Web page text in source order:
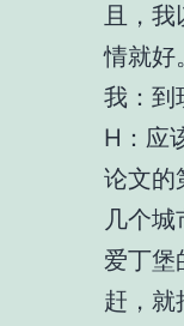
且，
情就好。
我：到
H：应
论文的
几个
爱丁堡
赶，就